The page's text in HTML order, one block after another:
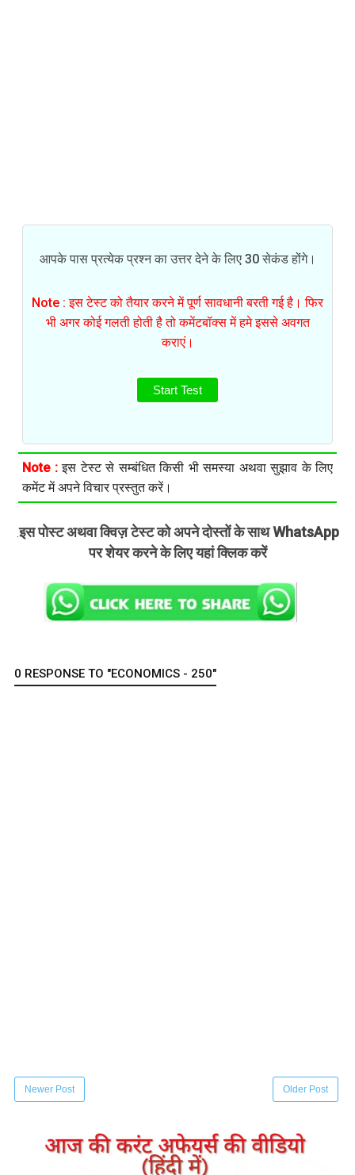
आपके पास प्रत्येक प्रश्न का उत्तर देने के लिए 30 सेकंड होंगे।
Note : इस टेस्ट को तैयार करने में पूर्ण सावधानी बरती गई है। फिर
भी अगर कोई गलती होती है तो कमेंटबॉक्स में हमे इससे अवगत
कराएं।
Start Test
Note :इस टेस्ट से सम्बंधित किसी भी समस्या अथवा सुझाव के लिए
कमेंट में अपने विचार प्रस्तुत करें।
.इस पोस्ट अथवा क्विज़ टेस्ट को अपने दोस्तों के साथ WhatsApp
पर शेयर करने के लिए यहां क्लिक करें
0 RESPONSE TO "ECONOMICS - 250"
Newer Post Older Post